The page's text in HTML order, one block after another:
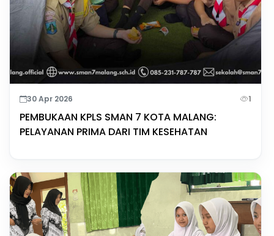
30 Apr 2026 1
PEMBUKAAN KPLS SMAN 7 KOTA MALANG:
PELAYANAN PRIMA DARI TIM KESEHATAN